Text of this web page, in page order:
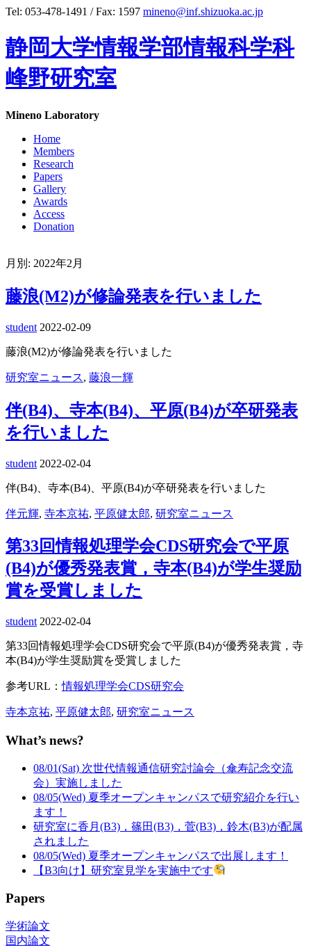
Tel: 053-478-1491 / Fax: 1597 mineno@inf.shizuoka.ac.jp
静岡大学情報学部情報科学科
峰野研究室
Mineno Laboratory
Home
Members
Research
Papers
Gallery
Awards
Access
Donation
月別: 2022年2月
藤浪(M2)が修論発表を行いました
student 2022-02-09
藤浪(M2)が修論発表を行いました
研究室ニュース, 藤浪一輝
伴(B4)、寺本(B4)、平原(B4)が卒研発表
を行いました
student 2022-02-04
伴(B4)、寺本(B4)、平原(B4)が卒研発表を行いました
伴元輝, 寺本京祐, 平原健太郎, 研究室ニュース
第33回情報処理学会CDS研究会で平原
(B4)が優秀発表賞，寺本(B4)が学生奨励
賞を受賞しました
student 2022-02-04
第33回情報処理学会CDS研究会で平原(B4)が優秀発表賞，寺
本(B4)が学生奨励賞を受賞しました
参考URL：情報処理学会CDS研究会
寺本京祐, 平原健太郎, 研究室ニュース
What’s news?
08/01(Sat) 次世代情報通信研究討論会（傘寿記念交流
会）実施しました
08/05(Wed) 夏季オープンキャンパスで研究紹介を行い
ます！
研究室に香月(B3)，篠田(B3)，菅(B3)，鈴木(B3)が配属
されました
08/05(Wed) 夏季オープンキャンパスで出展します！
【B3向け】研究室見学を実施中です
Papers
学術論文
国内論文